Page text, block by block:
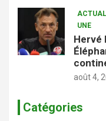
UNE
Hervé
août 4,
Catégories